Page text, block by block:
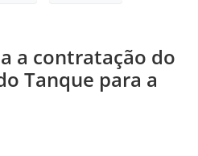
a contratação do
Tanque para a